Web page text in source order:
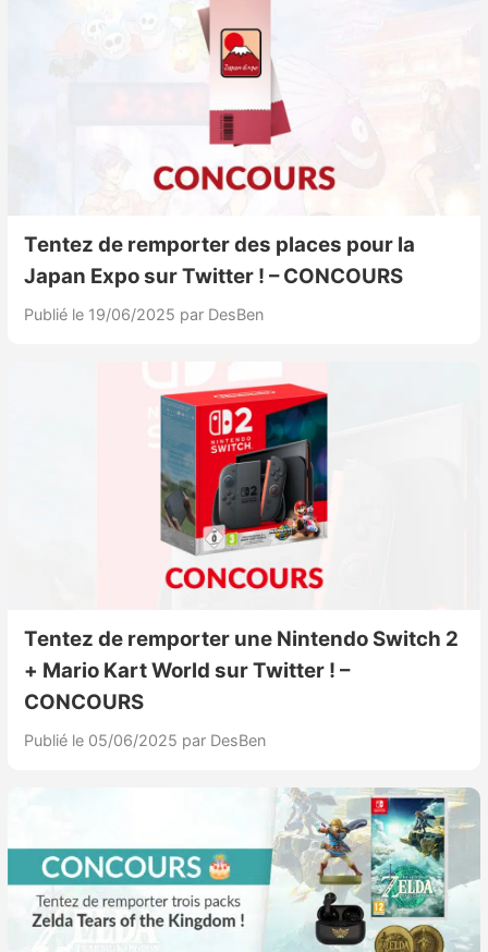
Tentez de remporter des places pour la
Japan Expo sur Twitter ! – CONCOURS
Publié le 19/06/2025 par DesBen
Tentez de remporter une Nintendo Switch 2
+ Mario Kart World sur Twitter ! –
CONCOURS
Publié le 05/06/2025 par DesBen